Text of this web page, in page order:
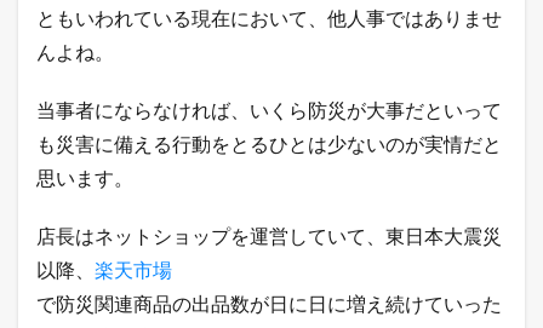
ネ
ッ
ト
ョ
ッ
プ
教
書
が
こ
こ
に
ともいわれている現在において、他人事ではありませ
んよね。
当事者にならなければ、いくら防災が大事だといって
も災害に備える行動をとるひとは少ないのが実情だと
思います。
店長はネットショップを運営していて、東日本大震災
以降、 楽天市場
で防災関連商品の出品数が日に日に増え続けていった